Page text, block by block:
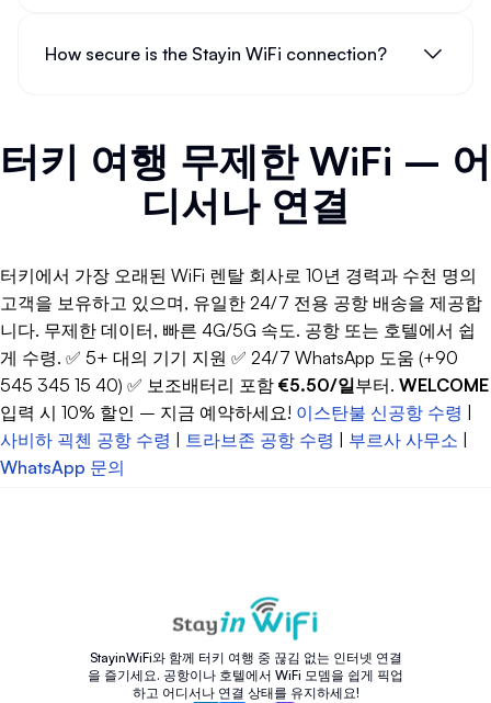
How secure is the Stayin WiFi connection?
터키 여행 무제한 WiFi – 어
디서나 연결
터키에서 가장 오래된 WiFi 렌탈 회사로 10년 경력과 수천 명의
고객을 보유하고 있으며, 유일한 24/7 전용 공항 배송을 제공합
니다. 무제한 데이터, 빠른 4G/5G 속도. 공항 또는 호텔에서 쉽
게 수령. ✅ 5+ 대의 기기 지원 ✅ 24/7 WhatsApp 도움 (+90
545 345 15 40) ✅ 보조배터리 포함 €5.50/일부터. WELCOME
입력 시 10% 할인 – 지금 예약하세요! 이스탄불 신공항 수령 |
사비하 괵첸 공항 수령 | 트라브존 공항 수령 | 부르사 사무소 |
WhatsApp 문의
StayinWiFi와 함께 터키 여행 중 끊김 없는 인터넷 연결
을 즐기세요. 공항이나 호텔에서 WiFi 모뎀을 쉽게 픽업
하고 어디서나 연결 상태를 유지하세요!